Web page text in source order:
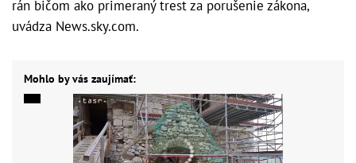
rán bičom ako primeraný trest za porušenie zákona,
uvádza News.sky.com.
Mohlo by vás zaujímať: